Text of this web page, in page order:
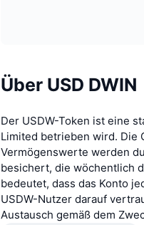
Über USD DWIN
Der USDW-Token ist eine
Limited betrieben wird. Die
Vermögenswerte werden
besichert, die wöchentlich
bedeutet, dass das Konto
USDW-Nutzer darauf
Austausch gemäß dem